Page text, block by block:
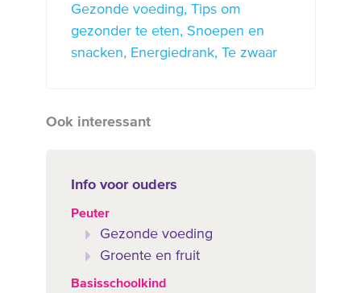
Gezonde voeding Tips om
gezonder te eten
Snoepen en
snacken
Energiedrank Te zwaar
Ook interessant
Info voor ouders
Peuter
Gezonde voeding
Groente en fruit
Basisschoolkind